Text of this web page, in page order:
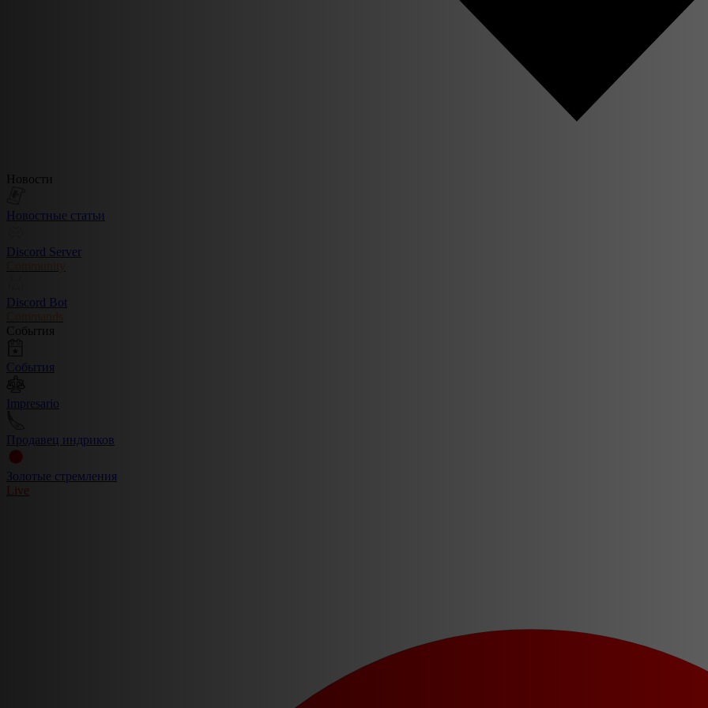
Новости
Новостные статьи
Discord Server
Community
Discord Bot
События
События
Impresario
Продавец индриков
Золотые стремления
Live